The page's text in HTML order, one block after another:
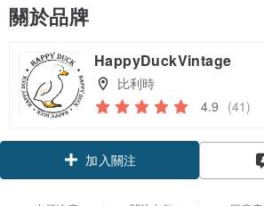
關於品牌
HappyDuckVintage
比利時
4.9 (41)
加入關注